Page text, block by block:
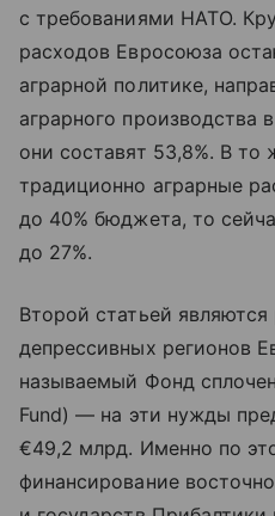
с требованиями НАТО.
расходов Евросоюза
аграрной политике,
аграрного производства
они составят 53,8%. В то
традиционно аграрные
до 40% бюджета, то
до 27%.
Второй статьей
депрессивных регионов
называемый Фонд
Fund) — на эти нужды
€49,2 млрд. Именно по
финансирование